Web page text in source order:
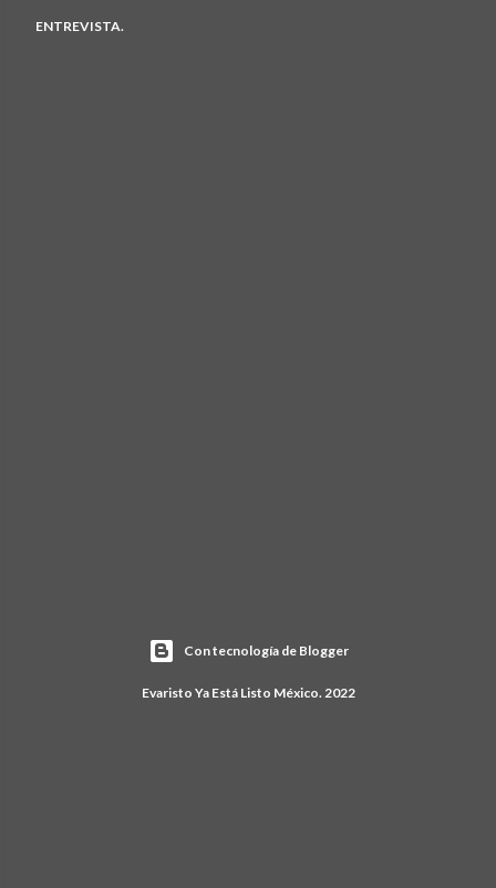
ENTREVISTA.
Con tecnología de Blogger
Evaristo Ya Está Listo México. 2022